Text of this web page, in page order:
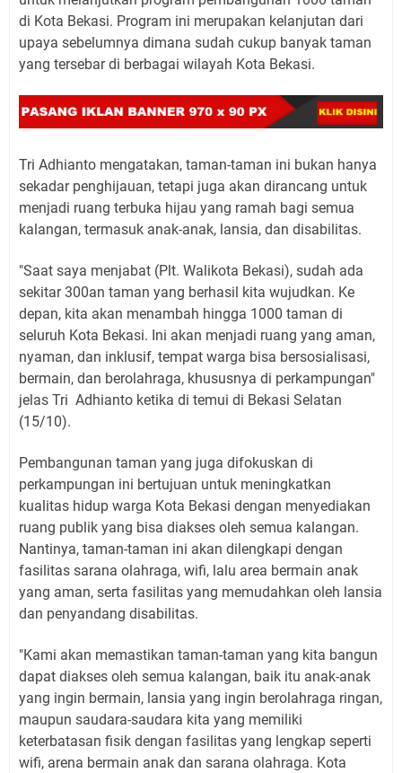
di Kota Bekasi. Program ini merupakan kelanjutan dari
upaya sebelumnya dimana sudah cukup banyak taman
yang tersebar di berbagai wilayah Kota Bekasi.
Tri Adhianto mengatakan, taman-taman ini bukan hanya
sekadar penghijauan, tetapi juga akan dirancang untuk
menjadi ruang terbuka hijau yang ramah bagi semua
kalangan, termasuk anak-anak, lansia, dan disabilitas.
"Saat saya menjabat (Plt. Walikota Bekasi), sudah ada
sekitar 300an taman yang berhasil kita wujudkan. Ke
depan, kita akan menambah hingga 1000 taman di
seluruh Kota Bekasi. Ini akan menjadi ruang yang aman,
nyaman, dan inklusif, tempat warga bisa bersosialisasi,
bermain, dan berolahraga, khususnya di perkampungan"
jelas Tri Adhianto ketika di temui di Bekasi Selatan
(15/10).
Pembangunan taman yang juga difokuskan di
perkampungan ini bertujuan untuk meningkatkan
kualitas hidup warga Kota Bekasi dengan menyediakan
ruang publik yang bisa diakses oleh semua kalangan.
Nantinya, taman-taman ini akan dilengkapi dengan
fasilitas sarana olahraga, wifi, lalu area bermain anak
yang aman, serta fasilitas yang memudahkan oleh lansia
dan penyandang disabilitas.
"Kami akan memastikan taman-taman yang kita bangun
dapat diakses oleh semua kalangan, baik itu anak-anak
yang ingin bermain, lansia yang ingin berolahraga ringan,
maupun saudara-saudara kita yang memiliki
keterbatasan fisik dengan fasilitas yang lengkap seperti
wifi, arena bermain anak dan sarana olahraga. Kota